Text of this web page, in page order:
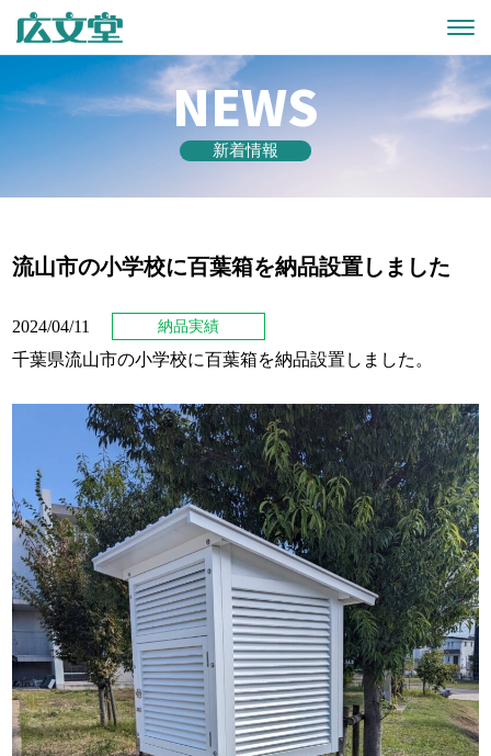
NEWS
新着情報
流山市の小学校に百葉箱を納品設置しました
2024/04/11 納品実績
千葉県流山市の小学校に百葉箱を納品設置しました。